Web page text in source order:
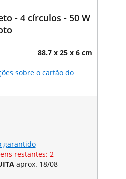
- 4 círculos - 50 W
88.7 x 25 x 6 cm
sobre o cartão do
garantido
restantes: 2
aprox. 18/08